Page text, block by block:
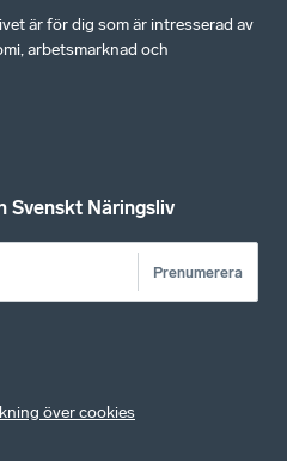
är för dig som är intresserad av
arbetsmarknad och
Svenskt Näringsliv
Prenumerera
över cookies